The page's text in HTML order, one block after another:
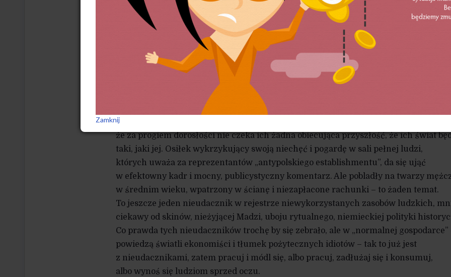
dostępem do Internetu. Walcz o nowy wspaniały świat, jeśli tak lubisz,
twojej walce z faszyzmem – bylebyś nie walczył z nami i z realnym liberalizmem.
Bo chyba nie chcesz być jak tamci, schowani w cieniu, więc nie do końca
ale z pewnością nieprzystosowani i aspołeczni.
Poza tym łatwiej policzyć rzucających się w oczy, wygolonych na łyso facetów,
szukających dla siebie ścieżek awansu choćby w ramach kibicowskich subkultur, niż
zdiagnozować koszty społeczne strukturalnego bezrobocia. Strach przed młodym
mężczyzną, który może dać w mordę, jest bardziej namacalny i łatwiej go pokazać
w telewizji niż lęki kobiety, która nie ma z czego ugotować obiadu dla dzieci i wie,
że za progiem dorosłości nie czeka ich żadna obiecująca przyszłość, że ich świat
taki, jaki jej. Osiłek wykrzykujący swoją niechęć i pogardę w sali pełnej ludzi,
których uważa za reprezentantów „antypolskiego establishmentu”, da się ująć
w efektowny kadr i mocny, publicystyczny komentarz. Ale pobladły na twarzy
w średnim wieku, wpatrzony w ścianę i niezapłacone rachunki – to żaden temat.
To jeszcze jeden nieudacznik w rejestrze niewykorzystanych zasobów ludzkich,
ciekawy od skinów, nieżyjącej Madzi, uboju rytualnego, niemieckiej polityki
Co prawda tych nieudaczników trochę by się zebrało, ale w „normalnej gospodarce”
powiedzą światli ekonomiści i tłumek pożytecznych idiotów – tak to już jest
z nieudacznikami, zatem pracuj i módl się, albo pracuj, zadłużaj się i konsumuj,
albo wynoś się ludziom sprzed oczu.
Zamknij